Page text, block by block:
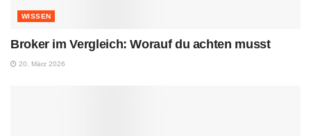
WISSEN
Broker im Vergleich: Worauf du achten musst
20. März 2026